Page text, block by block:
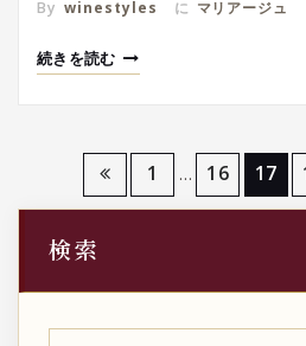
By winestyles に マリアージュ
続きを読む
稿
1 … 16 17
検索